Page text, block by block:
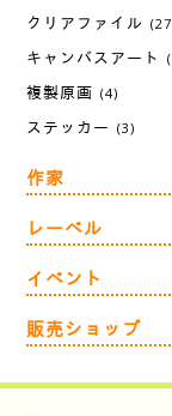
クリアファイル
キャンバスアート
複製原画 (4)
ステッカー (3)
作家
レーベル
イベント
販売ショップ